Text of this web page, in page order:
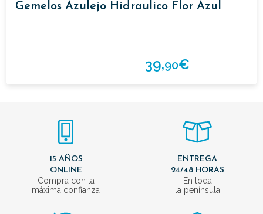
Gemelos Azulejo Hidraulico Flor Azul
39,90€
15 AÑOS
ONLINE
Compra con la
máxima confianza
ENTREGA
24/48 HORAS
En toda
la península